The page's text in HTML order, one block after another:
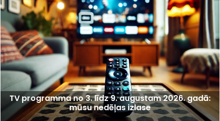
TV programma no 3. līdz 9. augustam 2026. gadā:
mūsu nedēļas izlase